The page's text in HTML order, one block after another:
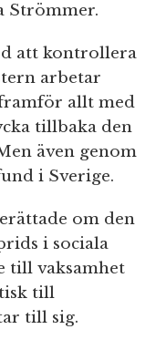
Strömmer.
att kontrollera
arbetar
allt med
tillbaka den
även genom
i Sverige.
om den
i sociala
till vaksamhet
till
till sig.